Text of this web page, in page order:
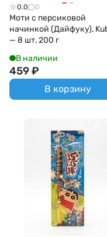
0.0 0
Моти с персиковой
начинкой (Дайфуку),
— 8 шт, 200 г
В наличии
459₽
В корзину